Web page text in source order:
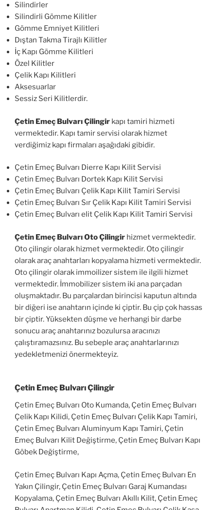
Silindirler
Silindirli Gömme Kilitler
Gömme Emniyet Kilitleri
Dıştan Takma Tirajlı Kilitler
İç Kapı Gömme Kilitleri
Özel Kilitler
Çelik Kapı Kilitleri
Aksesuarlar
Sessiz Seri Kilitlerdir.
Çetin Emeç Bulvarı Çilingir kapı tamiri hizmeti
vermektedir. Kapı tamir servisi olarak hizmet
verdiğimiz kapı firmaları aşağıdaki gibidir.
Çetin Emeç Bulvarı Dierre Kapı Kilit Servisi
Çetin Emeç Bulvarı Dortek Kapı Kilit Servisi
Çetin Emeç Bulvarı Çelik Kapı Kilit Tamiri Servisi
Çetin Emeç Bulvarı Sır Çelik Kapı Kilit Tamiri Servisi
Çetin Emeç Bulvarı elit Çelik Kapı Kilit Tamiri Servisi
Çetin Emeç Bulvarı Oto Çilingir hizmet vermektedir.
Oto çilingir olarak hizmet vermektedir. Oto çilingir
olarak araç anahtarları kopyalama hizmeti vermektedir.
Oto çilingir olarak immoilizer sistem ile ilgili hizmet
vermektedir. İmmobilizer sistem iki ana parçadan
oluşmaktadır. Bu parçalardan birincisi kaputun altında
bir diğeri ise anahtarın içinde ki çiptir. Bu çip çok hassas
bir çiptir. Yüksekten düşme ve herhangi bir darbe
sonucu araç anahtarınız bozulursa aracınızı
çalıştıramazsınız. Bu sebeple araç anahtarlarınızı
yedekletmenizi önermekteyiz.
Çetin Emeç Bulvarı Çilingir
Çetin Emeç Bulvarı Oto Kumanda, Çetin Emeç Bulvarı
Çelik Kapı Kilidi, Çetin Emeç Bulvarı Çelik Kapı Tamiri,
Çetin Emeç Bulvarı Aluminyum Kapı Tamiri, Çetin
Emeç Bulvarı Kilit Değiştirme, Çetin Emeç Bulvarı Kapı
Göbek Değiştirme,
Çetin Emeç Bulvarı Kapı Açma, Çetin Emeç Bulvarı En
Yakın Çilingir, Çetin Emeç Bulvarı Garaj Kumandası
Kopyalama, Çetin Emeç Bulvarı Akıllı Kilit, Çetin Emeç